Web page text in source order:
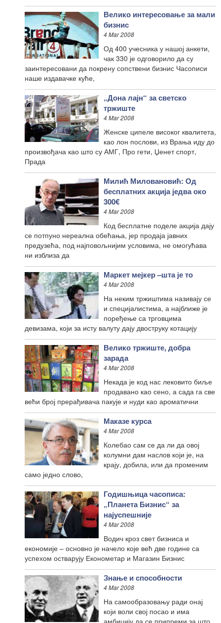
Велико интересовање за мали
бизнис
4 Mar 2008
Од 400 учесника у нашој анкети,
чак 330 је одговорило да су
заинтересовани да покрену сопствени бизнис Часописи
наше издавачке куће,
„Дона лајн“ за светско
тржиште
4 Mar 2008
Женске ципеле високог квалитета,
као лон послови, из Врања иду до
произвођача као што су АМГ, Про гети, Џенет спорт,
Прада
Милић Миловановић: Од
бесплатних акција једва око
300€
4 Mar 2008
Код бесплатне поделе акција дају
се потпуно нереална обећања, јер продаја јавних
предузећа, под најповољнијим условима, не омогућава
ни изблиза да
Маркет мејкер –шта је то
4 Mar 2008
На неким тржиштима називају се
и специјалистима, а најближе је
поређење са трговцима
девизама, који за исту валуту дају двоструку котацију
Велико тржиште, добра
зарада
4 Mar 2008
Некада је код нас лековито биље
продавано као сено, а сада га све
већи број прерађивача пакује и нуди као ароматични
Маказе курса
4 Mar 2008
Колебао сам се да ли да овој
колумни дам наслов који је, на
крају, добила, или да променим
само једно слово,
Годишњица часописа:
„Планета Бизнис“ за
најуспешније
4 Mar 2008
Водич кроз свет бизниса и
економије – основно је начело које већ две године са
успехом остварују Економетар и Магазин Бизнис
Знање и способности
4 Mar 2008
На самообразовању ради онај
који воли свој посао и има
амбицију да се припреми за што